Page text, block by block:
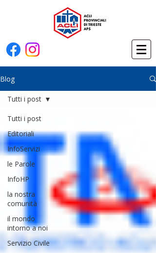
Blog
Tutti i post
Editoriali
InfoServizi
le Parole
InfoHP
la nostra
comunità
il mondo
intorno a noi
Servizio Civile
Tutti i post